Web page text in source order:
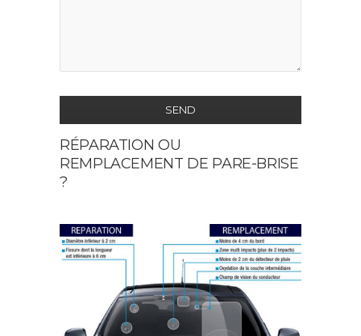
SEND
This
field
should
left
blank
RÉPARATION OU
REMPLACEMENT DE PARE-BRISE
?